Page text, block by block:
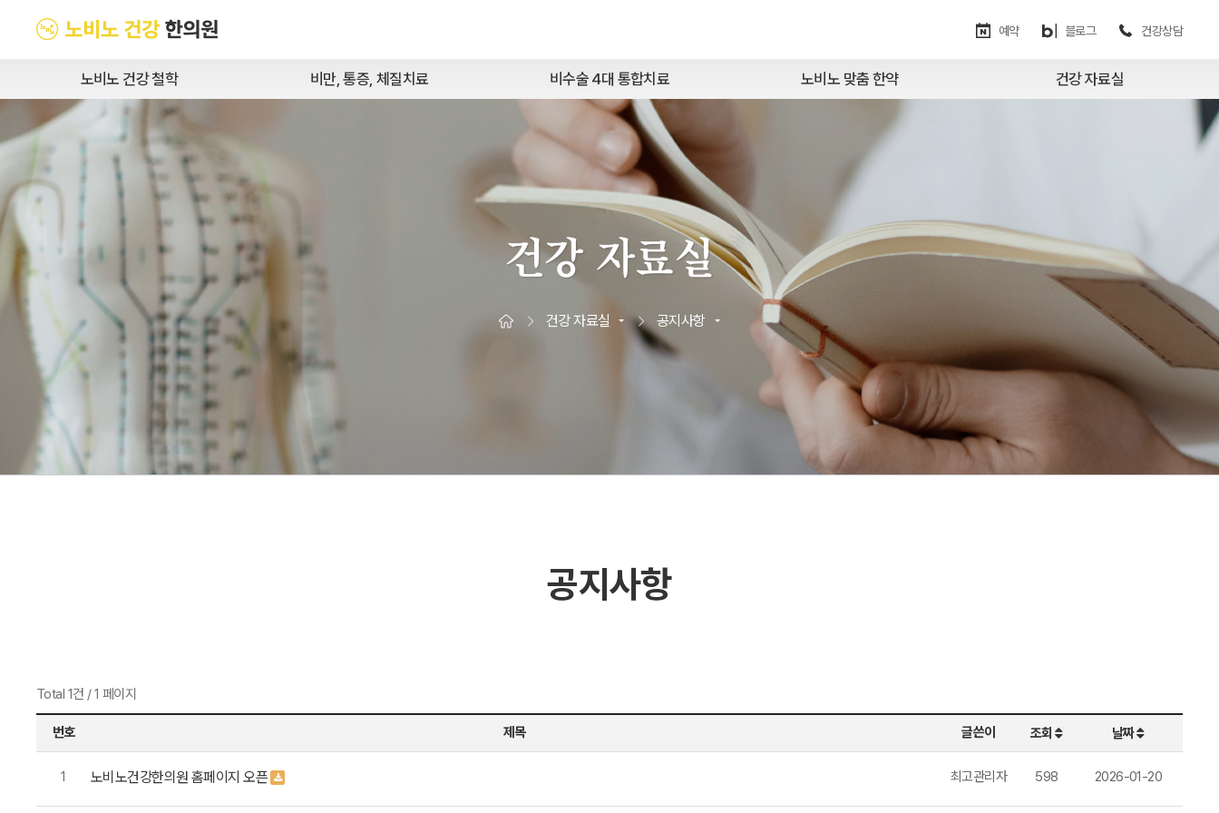
예약 블로그 건강상담
노비노 건강 철학 비만, 통증, 체질치료 비수술 4대 통합치료 노비노 맞춤 한약 건강 자료실
건강 자료실
건강 자료실 공지사항
공지사항
Total 1건 /1 페이지
번호 제목 글쓴이 조회 날짜
1 노비노건강한의원 홈페이지 오픈 최고관리자 598 2026-01-20